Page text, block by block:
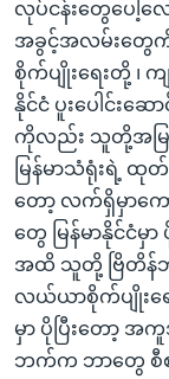
လုပ်ငန်းတွေပေါ့လ
အခွင့်အလမ်းတွေကိ
စိုက်ပျိုးရေးတို့ ၊ က
နိုင်ငံ ပူးပေါင်းဆ
ကိုလည်း သူတို့အမြ
မြန်မာသံရုံးရဲ့ ထု
တော့ လက်ရှိမှာကော
တွေ မြန်မာနိုင်ငံမှ
အထိ သူတို့ ဗြိတိန်ဘ
လယ်ယာစိုက်ပျိုးရေ
မှာ ပိုပြီးတော့
ဘက်က ဘာတွေ စီ